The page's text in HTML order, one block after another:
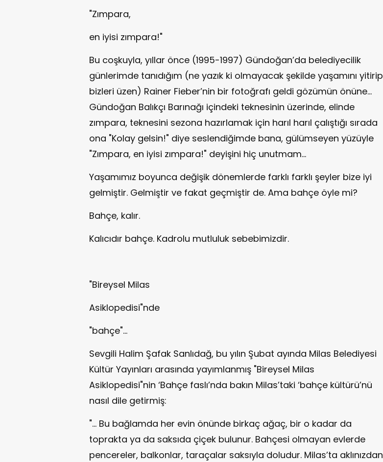
"Zımpara,
en iyisi zımpara!"
Bu coşkuyla, yıllar önce (1995-1997) Gündoğan’da belediyecilik
günlerimde tanıdığım (ne yazık ki olmayacak şekilde yaşamını yitirip
bizleri üzen) Rainer Fieber’nin bir fotoğrafı geldi gözümün önüne...
Gündoğan Balıkçı Barınağı içindeki teknesinin üzerinde, elinde
zımpara, teknesini sezona hazırlamak için harıl harıl çalıştığı sırada
ona "Kolay gelsin!" diye seslendiğimde bana, gülümseyen yüzüyle
"Zımpara, en iyisi zımpara!" deyişini hiç unutmam...
Yaşamımız boyunca değişik dönemlerde farklı farklı şeyler bize iyi
gelmiştir. Gelmiştir ve fakat geçmiştir de. Ama bahçe öyle mi?
Bahçe, kalır.
Kalıcıdır bahçe. Kadrolu mutluluk sebebimizdir.
"Bireysel Milas
Asiklopedisi"nde
"bahçe"...
Sevgili Halim Şafak Sanlıdağ, bu yılın Şubat ayında Milas Belediyesi
Kültür Yayınları arasında yayımlanmış "Bireysel Milas
Asiklopedisi"nin ‘Bahçe faslı’nda bakın Milas’taki ‘bahçe kültürü’nü
nasıl dile getirmiş:
"... Bu bağlamda her evin önünde birkaç ağaç, bir o kadar da
toprakta ya da saksıda çiçek bulunur. Bahçesi olmayan evlerde
pencereler, balkonlar, taraçalar saksıyla doludur. Milas’ta aklınızdan